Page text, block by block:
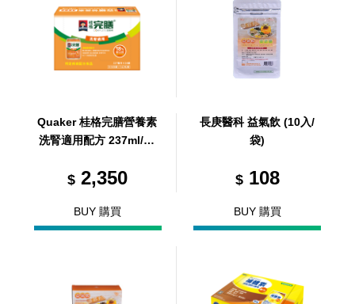
Quaker 桂格完膳營養素
洗腎適用配方 237ml/24
$2,350
BUY 購買
長庚醫科 益氣飲 (10入/
袋)
$108
BUY 購買